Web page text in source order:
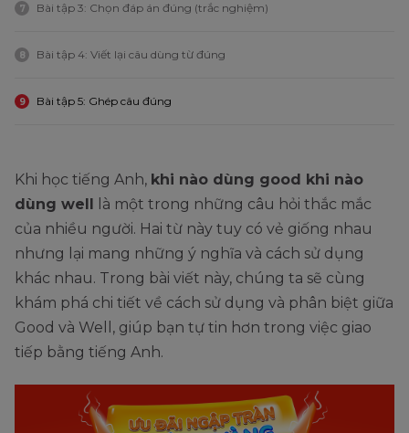
7 Bài tập 3: Chọn đáp án đúng (trắc nghiệm)
8 Bài tập 4: Viết lại câu dùng từ đúng
9 Bài tập 5: Ghép câu đúng
Khi học tiếng Anh, khi nào dùng good khi nào
dùng well
là một trong những câu hỏi thắc mắc
của nhiều người. Hai từ này tuy có vẻ giống nhau
nhưng lại mang những ý nghĩa và cách sử dụng
khác nhau. Trong bài viết này, chúng ta sẽ cùng
khám phá chi tiết về cách sử dụng và phân biệt giữa
Good và Well, giúp bạn tự tin hơn trong việc giao
tiếp bằng tiếng Anh.